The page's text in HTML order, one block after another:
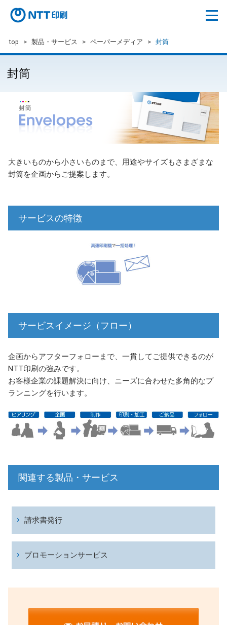
top > 製品・サービス > ペーパーメディア > 封筒
封筒
大きいものから小さいものまで、用途やサイズもさまざまな
封筒を企画からご提案します。
サービスの特徴
サービスイメージ（フロー）
企画からアフターフォローまで、一貫してご提供できるのが
NTT印刷の強みです。
お客様企業の課題解決に向け、ニーズに合わせた多角的なプ
ランニングを行います。
関連する製品・サービス
請求書発行
プロモーションサービス